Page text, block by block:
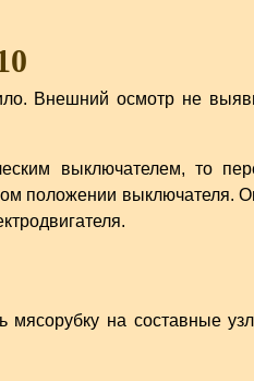
Внешний осмотр не
выключателем, то
положении выключателя.
мясорубку на составные